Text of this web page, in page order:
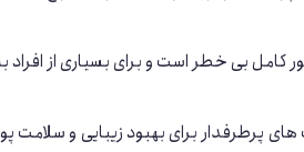
کامل بی خطر است و برای بسیاری از
‌های پرطرفدار برای بهبود زیبایی و